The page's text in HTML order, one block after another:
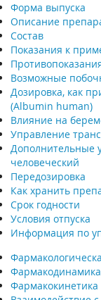
Форма выпуска
Описание
Состав
Показания к
Возможные
Дозировка, как
(Albumin human)
Влияние на
Управление
Дополнительные
человеческий
Передозировка
Как хранить
Срок годности
Условия отпуска
Информация по
Фармакодинамика
Фармакокинетика